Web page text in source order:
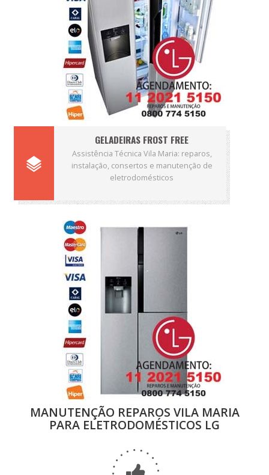
GELADEIRAS FROST FREE
Assistência Técnica Vila Maria: reparos,
instalação, consertos e manutenção de
eletrodomésticos
MANUTENÇÃO REPAROS VILA MARIA
PARA ELETRODOMÉSTICOS LG